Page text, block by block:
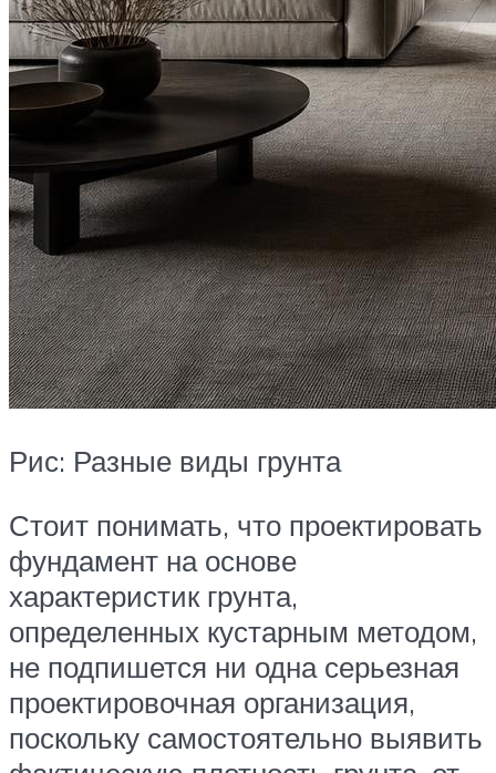
Рис: Разные виды грунта
Стоит понимать, что проектировать
фундамент на основе
характеристик грунта,
определенных кустарным методом,
не подпишется ни одна серьезная
проектировочная организация,
поскольку самостоятельно выявить